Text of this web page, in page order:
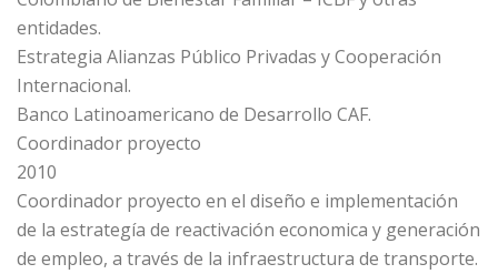
entidades.
Estrategia Alianzas Público Privadas y Cooperación
Internacional.
Banco Latinoamericano de Desarrollo CAF.
Coordinador proyecto
2010
Coordinador proyecto en el diseño e implementación
de la estrategía de reactivación economica y generación
de empleo, a través de la infraestructura de transporte.